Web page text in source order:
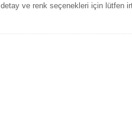
detay ve renk seçenekleri için lütfen